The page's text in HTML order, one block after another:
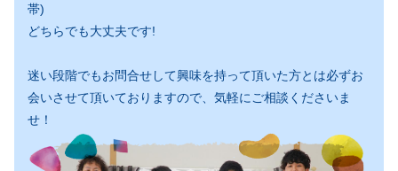
帯)
どちらでも大丈夫です!
迷い段階でもお問合せして興味を持って頂いた方とは必ずお
会いさせて頂いておりますので、気軽にご相談くださいま
せ！